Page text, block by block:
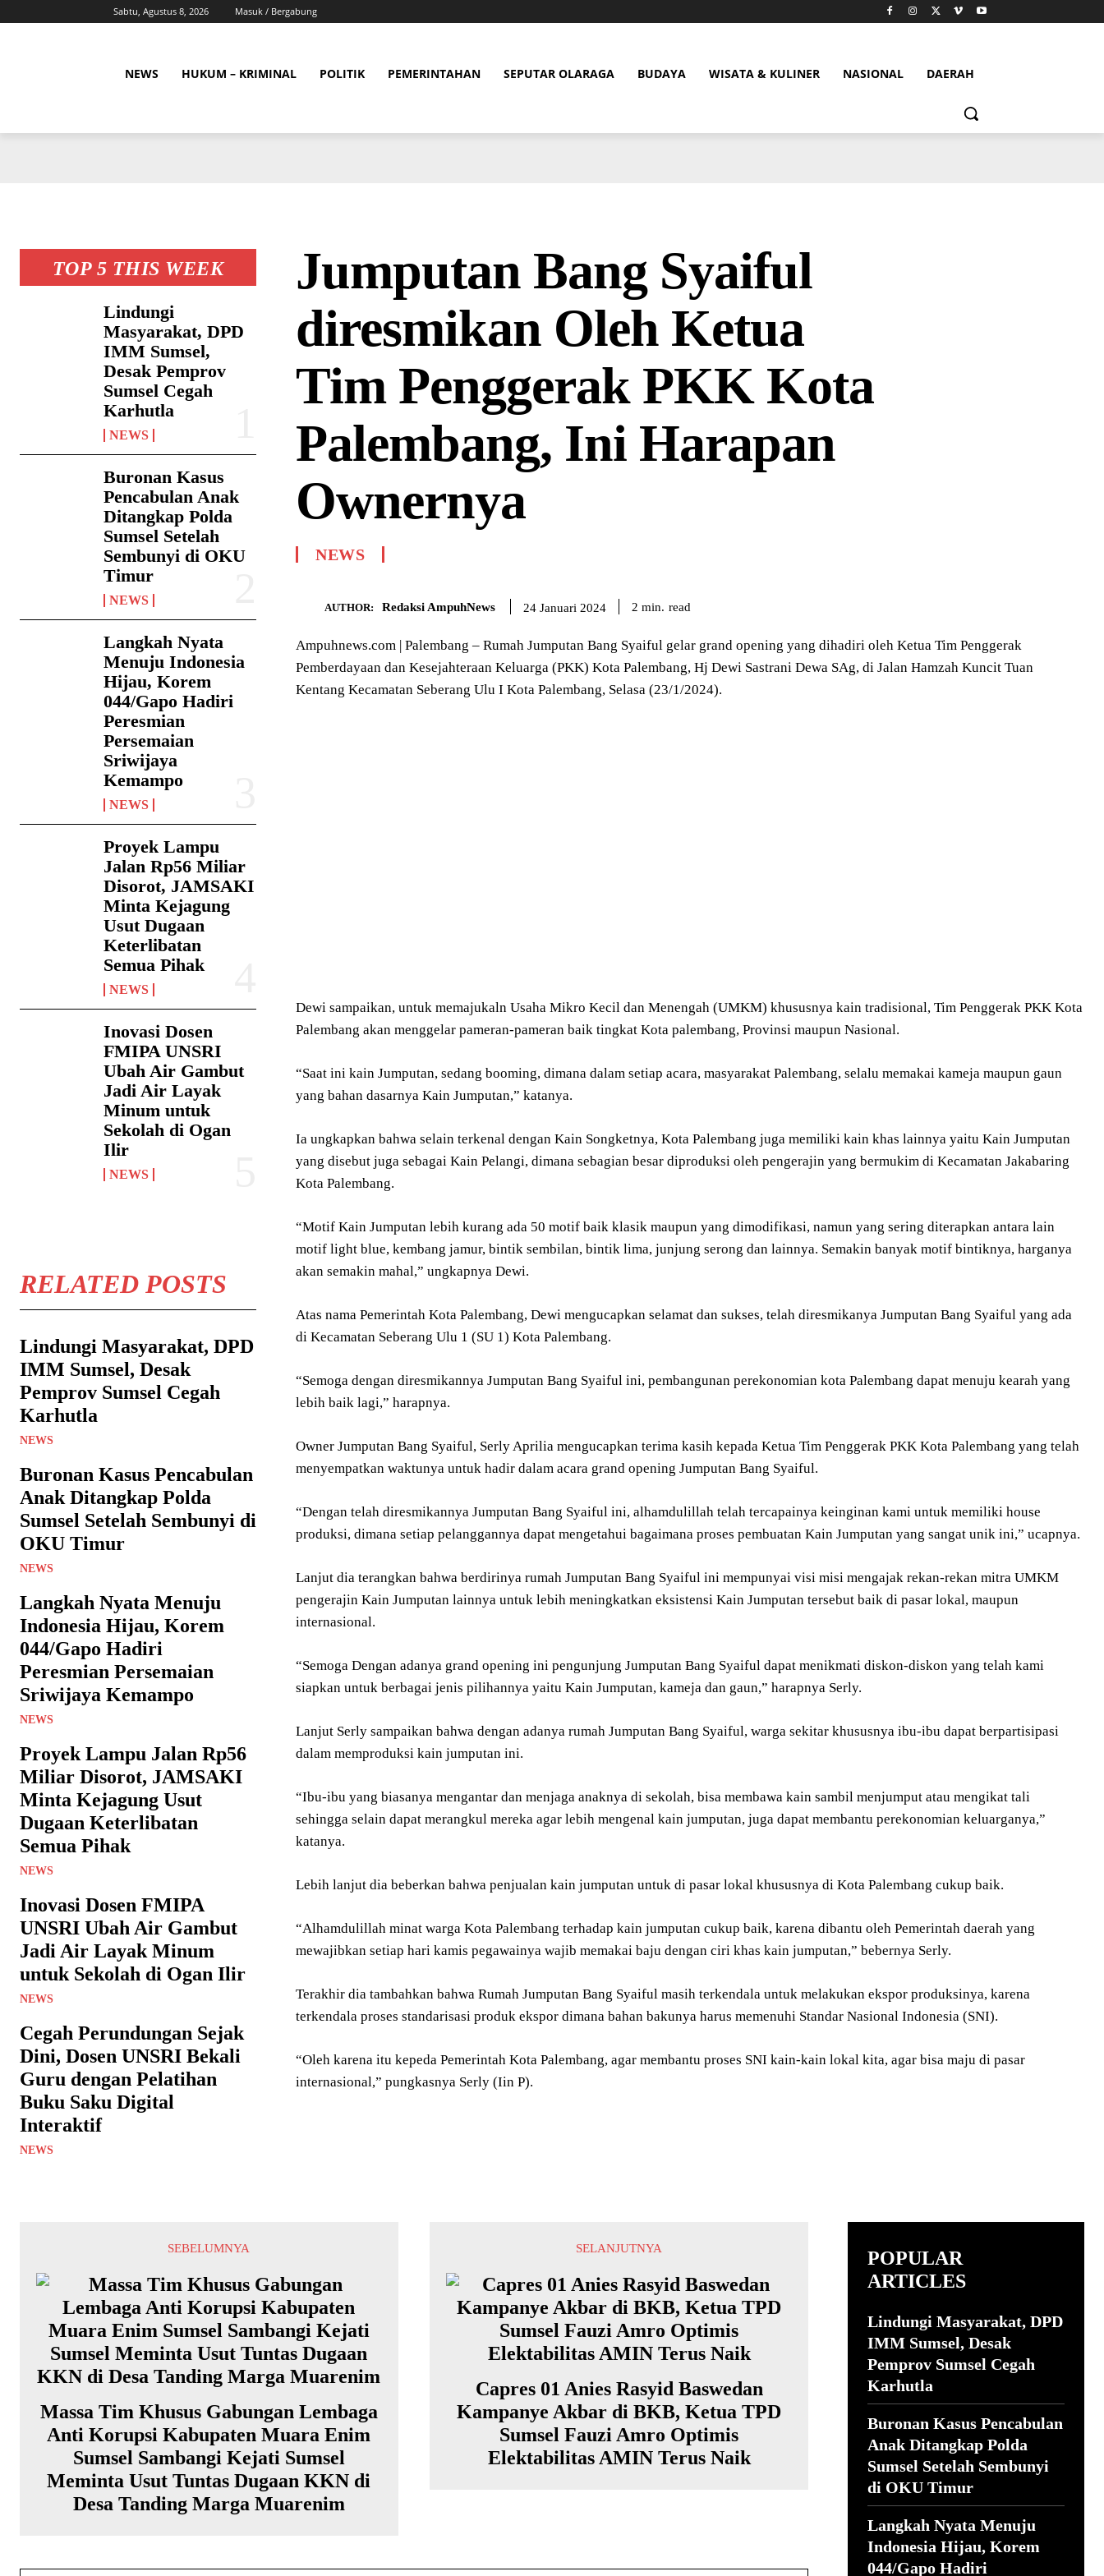
Sabtu, Agustus 8, 2026 Masuk / Bergabung
NEWS HUKUM – KRIMINAL POLITIK PEMERINTAHAN SEPUTAR OLARAGA BUDAYA WISATA & KULINER NASIONAL DAERAH
TOP 5 THIS WEEK
Lindungi
Masyarakat, DPD
IMM Sumsel,
Desak Pemprov
Sumsel Cegah
Karhutla
NEWS
Buronan Kasus
Pencabulan Anak
Ditangkap Polda
Sumsel Setelah
Sembunyi di OKU
Timur
NEWS
Langkah Nyata
Menuju Indonesia
Hijau, Korem
044/Gapo Hadiri
Peresmian
Persemaian
Sriwijaya
Kemampo
NEWS
Proyek Lampu
Jalan Rp56 Miliar
Disorot, JAMSAKI
Minta Kejagung
Usut Dugaan
Keterlibatan
Semua Pihak
NEWS
Inovasi Dosen
FMIPA UNSRI
Ubah Air Gambut
Jadi Air Layak
Minum untuk
Sekolah di Ogan
Ilir
NEWS
RELATED POSTS
Lindungi Masyarakat, DPD
IMM Sumsel, Desak
Pemprov Sumsel Cegah
Karhutla
NEWS
Buronan Kasus Pencabulan
Anak Ditangkap Polda
Sumsel Setelah Sembunyi di
OKU Timur
NEWS
Langkah Nyata Menuju
Indonesia Hijau, Korem
044/Gapo Hadiri
Peresmian Persemaian
Sriwijaya Kemampo
NEWS
Proyek Lampu Jalan Rp56
Miliar Disorot, JAMSAKI
Minta Kejagung Usut
Dugaan Keterlibatan
Semua Pihak
NEWS
Inovasi Dosen FMIPA
UNSRI Ubah Air Gambut
Jadi Air Layak Minum
untuk Sekolah di Ogan Ilir
NEWS
Cegah Perundungan Sejak
Dini, Dosen UNSRI Bekali
Guru dengan Pelatihan
Buku Saku Digital
Interaktif
NEWS
Jumputan Bang Syaiful
diresmikan Oleh Ketua
Tim Penggerak PKK Kota
Palembang, Ini Harapan
Ownernya
NEWS
AUTHOR: Redaksi AmpuhNews 24 Januari 2024 2 min. read
Ampuhnews.com | Palembang – Rumah Jumputan Bang Syaiful gelar grand opening yang dihadiri oleh Ketua Tim Penggerak
Pemberdayaan dan Kesejahteraan Keluarga (PKK) Kota Palembang, Hj Dewi Sastrani Dewa SAg, di Jalan Hamzah Kuncit Tuan
Kentang Kecamatan Seberang Ulu I Kota Palembang, Selasa (23/1/2024).
Dewi sampaikan, untuk memajukaln Usaha Mikro Kecil dan Menengah (UMKM) khususnya kain tradisional, Tim Penggerak PKK Kota
Palembang akan menggelar pameran-pameran baik tingkat Kota palembang, Provinsi maupun Nasional.
“Saat ini kain Jumputan, sedang booming, dimana dalam setiap acara, masyarakat Palembang, selalu memakai kameja maupun gaun
yang bahan dasarnya Kain Jumputan,” katanya.
Ia ungkapkan bahwa selain terkenal dengan Kain Songketnya, Kota Palembang juga memiliki kain khas lainnya yaitu Kain Jumputan
yang disebut juga sebagai Kain Pelangi, dimana sebagian besar diproduksi oleh pengerajin yang bermukim di Kecamatan Jakabaring
Kota Palembang.
“Motif Kain Jumputan lebih kurang ada 50 motif baik klasik maupun yang dimodifikasi, namun yang sering diterapkan antara lain
motif light blue, kembang jamur, bintik sembilan, bintik lima, junjung serong dan lainnya. Semakin banyak motif bintiknya, harganya
akan semakin mahal,” ungkapnya Dewi.
Atas nama Pemerintah Kota Palembang, Dewi mengucapkan selamat dan sukses, telah diresmikanya Jumputan Bang Syaiful yang ada
di Kecamatan Seberang Ulu 1 (SU 1) Kota Palembang.
“Semoga dengan diresmikannya Jumputan Bang Syaiful ini, pembangunan perekonomian kota Palembang dapat menuju kearah yang
lebih baik lagi,” harapnya.
Owner Jumputan Bang Syaiful, Serly Aprilia mengucapkan terima kasih kepada Ketua Tim Penggerak PKK Kota Palembang yang telah
menyempatkan waktunya untuk hadir dalam acara grand opening Jumputan Bang Syaiful.
“Dengan telah diresmikannya Jumputan Bang Syaiful ini, alhamdulillah telah tercapainya keinginan kami untuk memiliki house
produksi, dimana setiap pelanggannya dapat mengetahui bagaimana proses pembuatan Kain Jumputan yang sangat unik ini,” ucapnya.
Lanjut dia terangkan bahwa berdirinya rumah Jumputan Bang Syaiful ini mempunyai visi misi mengajak rekan-rekan mitra UMKM
pengerajin Kain Jumputan lainnya untuk lebih meningkatkan eksistensi Kain Jumputan tersebut baik di pasar lokal, maupun
internasional.
“Semoga Dengan adanya grand opening ini pengunjung Jumputan Bang Syaiful dapat menikmati diskon-diskon yang telah kami
siapkan untuk berbagai jenis pilihannya yaitu Kain Jumputan, kameja dan gaun,” harapnya Serly.
Lanjut Serly sampaikan bahwa dengan adanya rumah Jumputan Bang Syaiful, warga sekitar khususnya ibu-ibu dapat berpartisipasi
dalam memproduksi kain jumputan ini.
“Ibu-ibu yang biasanya mengantar dan menjaga anaknya di sekolah, bisa membawa kain sambil menjumput atau mengikat tali
sehingga selain dapat merangkul mereka agar lebih mengenal kain jumputan, juga dapat membantu perekonomian keluarganya,”
katanya.
Lebih lanjut dia beberkan bahwa penjualan kain jumputan untuk di pasar lokal khususnya di Kota Palembang cukup baik.
“Alhamdulillah minat warga Kota Palembang terhadap kain jumputan cukup baik, karena dibantu oleh Pemerintah daerah yang
mewajibkan setiap hari kamis pegawainya wajib memakai baju dengan ciri khas kain jumputan,” bebernya Serly.
Terakhir dia tambahkan bahwa Rumah Jumputan Bang Syaiful masih terkendala untuk melakukan ekspor produksinya, karena
terkendala proses standarisasi produk ekspor dimana bahan bakunya harus memenuhi Standar Nasional Indonesia (SNI).
“Oleh karena itu kepeda Pemerintah Kota Palembang, agar membantu proses SNI kain-kain lokal kita, agar bisa maju di pasar
internasional,” pungkasnya Serly (Iin P).
SEBELUMNYA
Massa Tim Khusus Gabungan Lembaga
Anti Korupsi Kabupaten Muara Enim
Sumsel Sambangi Kejati Sumsel
Meminta Usut Tuntas Dugaan KKN di
Desa Tanding Marga Muarenim
SELANJUTNYA
Capres 01 Anies Rasyid Baswedan
Kampanye Akbar di BKB, Ketua TPD
Sumsel Fauzi Amro Optimis
Elektabilitas AMIN Terus Naik
POPULAR
ARTICLES
Lindungi Masyarakat, DPD
IMM Sumsel, Desak
Pemprov Sumsel Cegah
Karhutla
Buronan Kasus Pencabulan
Anak Ditangkap Polda
Sumsel Setelah Sembunyi
di OKU Timur
Langkah Nyata Menuju
Indonesia Hijau, Korem
044/Gapo Hadiri